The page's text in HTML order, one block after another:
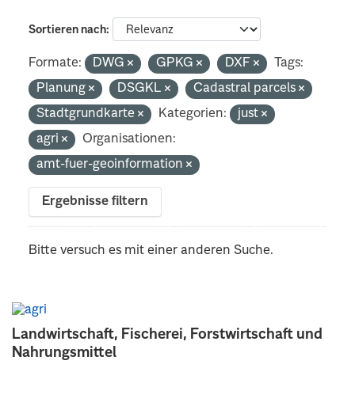
Landwirtschaft, Fischerei, Forstwirtschaft und
Nahrungsmittel
Sortieren nach
Formate: DWG GPKG DXF
Tags:
Planung
DSGKL
Cadastral parcels
Stadtgrundkarte
Kategorien:
just
agri
Organisationen:
amt-fuer-geoinformation
Ergebnisse filtern
Bitte versuch es mit einer anderen Suche.